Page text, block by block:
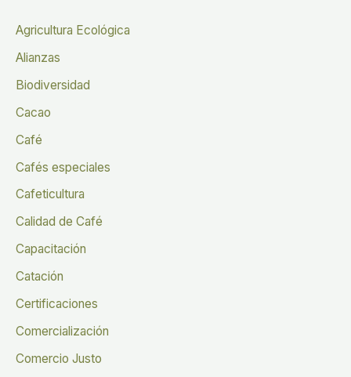
Agricultura Ecológica
Alianzas
Biodiversidad
Cacao
Café
Cafés especiales
Cafeticultura
Calidad de Café
Capacitación
Catación
Certificaciones
Comercialización
Comercio Justo